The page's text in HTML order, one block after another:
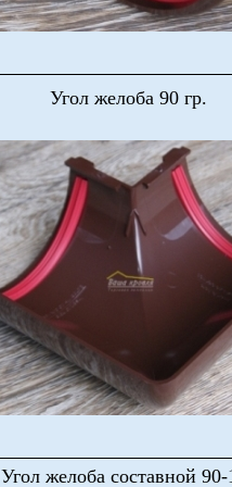
Угол желоба 90 гр.
Угол желоба составной 90-